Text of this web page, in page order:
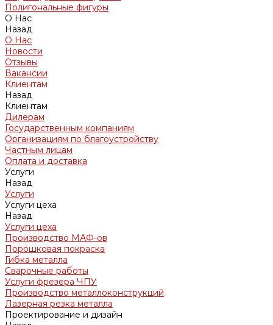
Полигональные фигуры
О Нас
Назад
О Нас
Новости
Отзывы
Вакансии
Клиентам
Назад
Клиентам
Дилерам
Государственным компаниям
Организациям по благоустройству
Частным лицам
Оплата и доставка
Услуги
Назад
Услуги
Услуги цеха
Назад
Услуги цеха
Производство МАФ-ов
Порошковая покраска
Гибка металла
Сварочные работы
Услуги фрезера ЧПУ
Производство металлоконструкций
Лазерная резка металла
Проектирование и дизайн